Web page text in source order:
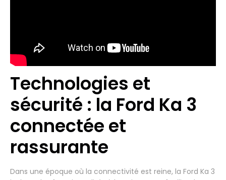
Technologies et
sécurité : la Ford Ka 3
connectée et
rassurante
Dans une époque où la connectivité est reine, la Ford Ka 3